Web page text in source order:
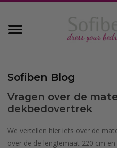
Dekbedovertrekken
(Hoes) Laken en Lakensets
Sofiben Outlet
Sofiben BLOG
Sofiben Blog
Vragen over de
dekbedovertrek
We vertellen hier iets over de
over de de lengtemaat 220 cm